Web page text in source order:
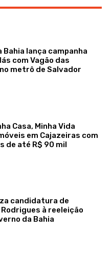
Bahia lança campanha
com Vagão das
metrô de Salvador
Casa, Minha Vida
em Cajazeiras com
de até R$ 90 mil
candidatura de
à reeleição
da Bahia